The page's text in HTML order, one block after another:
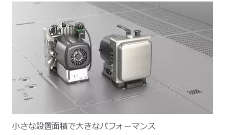
小さな設置面積で大きなパフォーマンス